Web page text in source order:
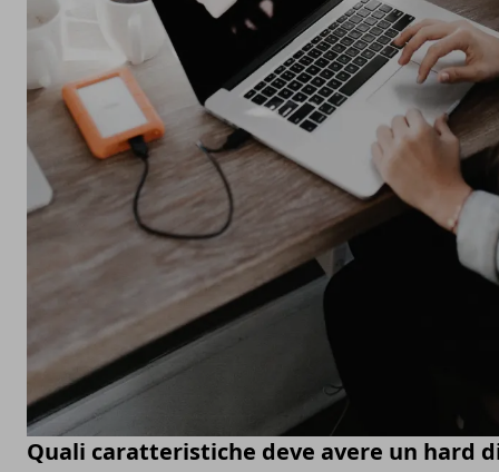
Quali caratteristiche deve avere un hard